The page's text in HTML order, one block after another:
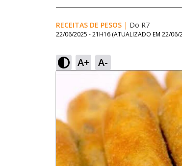
RECEITAS DE PESOS | Do R7
22/06/2025 - 21H16 (ATUALIZADO EM 22/06/
A+ A-